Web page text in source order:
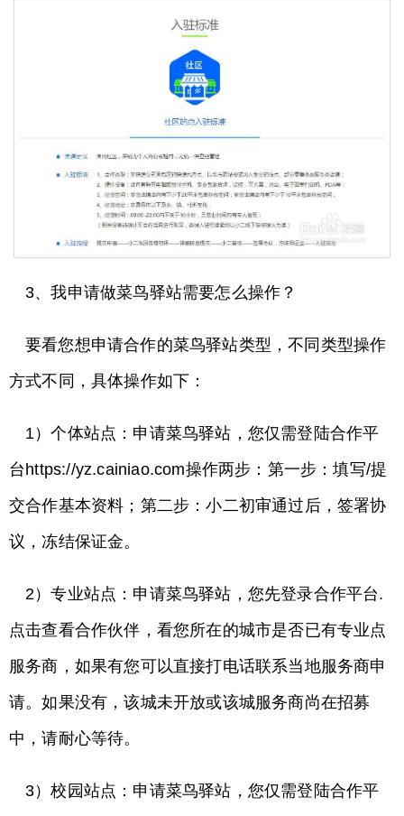
3、我申请做菜鸟驿站需要怎么操作？
要看您想申请合作的菜鸟驿站类型，不同类型操作
方式不同，具体操作如下：
1）个体站点：申请菜鸟驿站，您仅需登陆合作平
台https://yz.cainiao.com操作两步：第一步：填写/提
交合作基本资料；第二步：小二初审通过后，签署协
议，冻结保证金。
2）专业站点：申请菜鸟驿站，您先登录合作平台.
点击查看合作伙伴，看您所在的城市是否已有专业点
服务商，如果有您可以直接打电话联系当地服务商申
请。如果没有，该城未开放或该城服务商尚在招募
中，请耐心等待。
3）校园站点：申请菜鸟驿站，您仅需登陆合作平